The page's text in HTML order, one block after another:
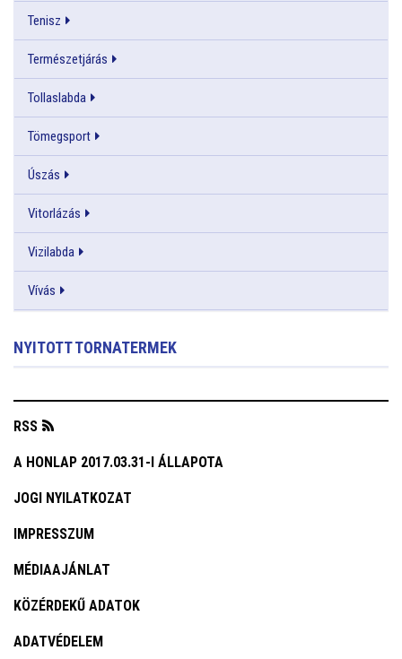
Tenisz
Természetjárás
Tollaslabda
Tömegsport
Úszás
Vitorlázás
Vizilabda
Vívás
NYITOTT TORNATERMEK
RSS
A HONLAP 2017.03.31-I ÁLLAPOTA
JOGI NYILATKOZAT
IMPRESSZUM
MÉDIAAJÁNLAT
KÖZÉRDEKŰ ADATOK
ADATVÉDELEM